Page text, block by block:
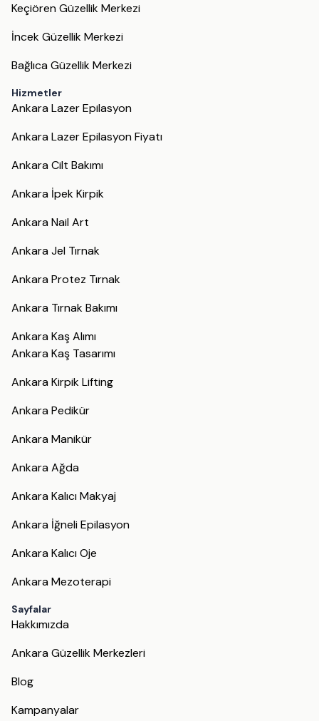
Keçiören Güzellik Merkezi
İncek Güzellik Merkezi
Bağlıca Güzellik Merkezi
Hizmetler
Ankara Lazer Epilasyon
Ankara Lazer Epilasyon Fiyatı
Ankara Cilt Bakımı
Ankara İpek Kirpik
Ankara Nail Art
Ankara Jel Tırnak
Ankara Protez Tırnak
Ankara Tırnak Bakımı
Ankara Kaş Alımı
Ankara Kaş Tasarımı
Ankara Kirpik Lifting
Ankara Pedikür
Ankara Manikür
Ankara Ağda
Ankara Kalıcı Makyaj
Ankara İğneli Epilasyon
Ankara Kalıcı Oje
Ankara Mezoterapi
Sayfalar
Hakkımızda
Ankara Güzellik Merkezleri
Blog
Kampanyalar